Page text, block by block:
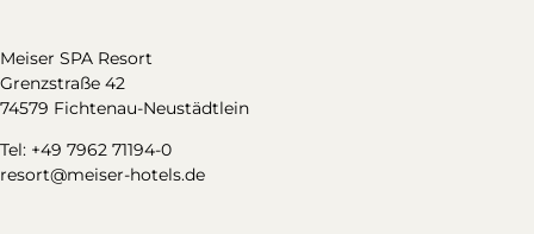
Meiser SPA Resort
Grenzstraße 42
74579 Fichtenau-Neustädtlein
Tel: +49 7962 71194-0
resort@meiser-hotels.de